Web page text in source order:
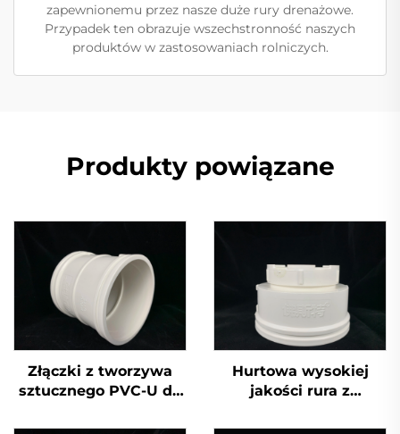
zapewnionemu przez nasze duże rury drenażowe.
Przypadek ten obrazuje wszechstronność naszych
produktów w zastosowaniach rolniczych.
Produkty powiązane
Złączki z tworzywa
sztucznego PVC-U do
podwójne gniazdo
Hurtowa wysokiej
jakości rura z
PVC GB 110 mm,